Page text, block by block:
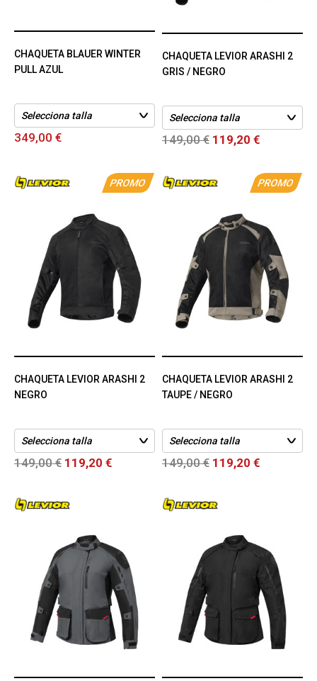
CHAQUETA BLAUER WINTER
PULL AZUL
349,00 €
CHAQUETA LEVIOR ARASHI 2
GRIS / NEGRO
149,00 € 119,20 €
PROMO
CHAQUETA LEVIOR ARASHI 2
NEGRO
149,00 € 119,20 €
PROMO
CHAQUETA LEVIOR ARASHI 2
TAUPE / NEGRO
149,00 € 119,20 €